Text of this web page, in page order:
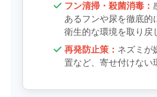
フン清掃・殺菌消毒：
あるフンや尿を徹底的
衛生的な環境を取り戻
再発防止策： ネズミが
置など、寄せ付けない